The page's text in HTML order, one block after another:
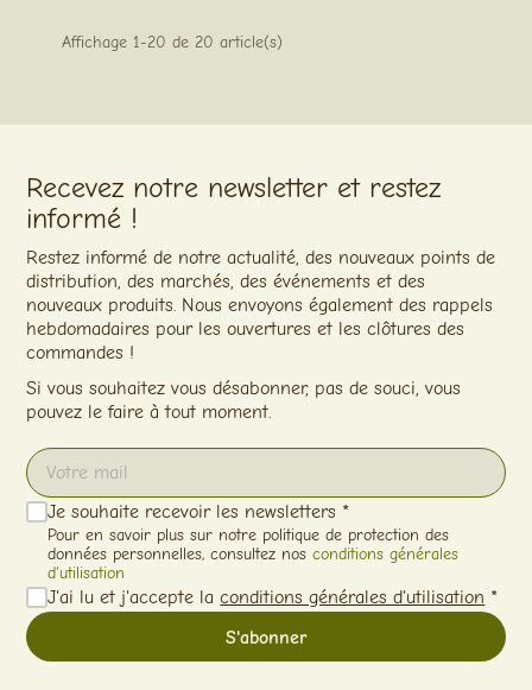
Affichage 1-20 de 20 article(s)
Recevez notre newsletter et restez
informé !
Restez informé de notre actualité, des nouveaux points de
distribution, des marchés, des événements et des
nouveaux produits. Nous envoyons également des rappels
hebdomadaires pour les ouvertures et les clôtures des
commandes !
Si vous souhaitez vous désabonner, pas de souci, vous
pouvez le faire à tout moment.
Je souhaite recevoir les newsletters *
Pour en savoir plus sur notre politique de protection des
données personnelles, consultez nosconditions générales
d'utilisation
J'ai lu et j'accepte laconditions générales d'utilisation *